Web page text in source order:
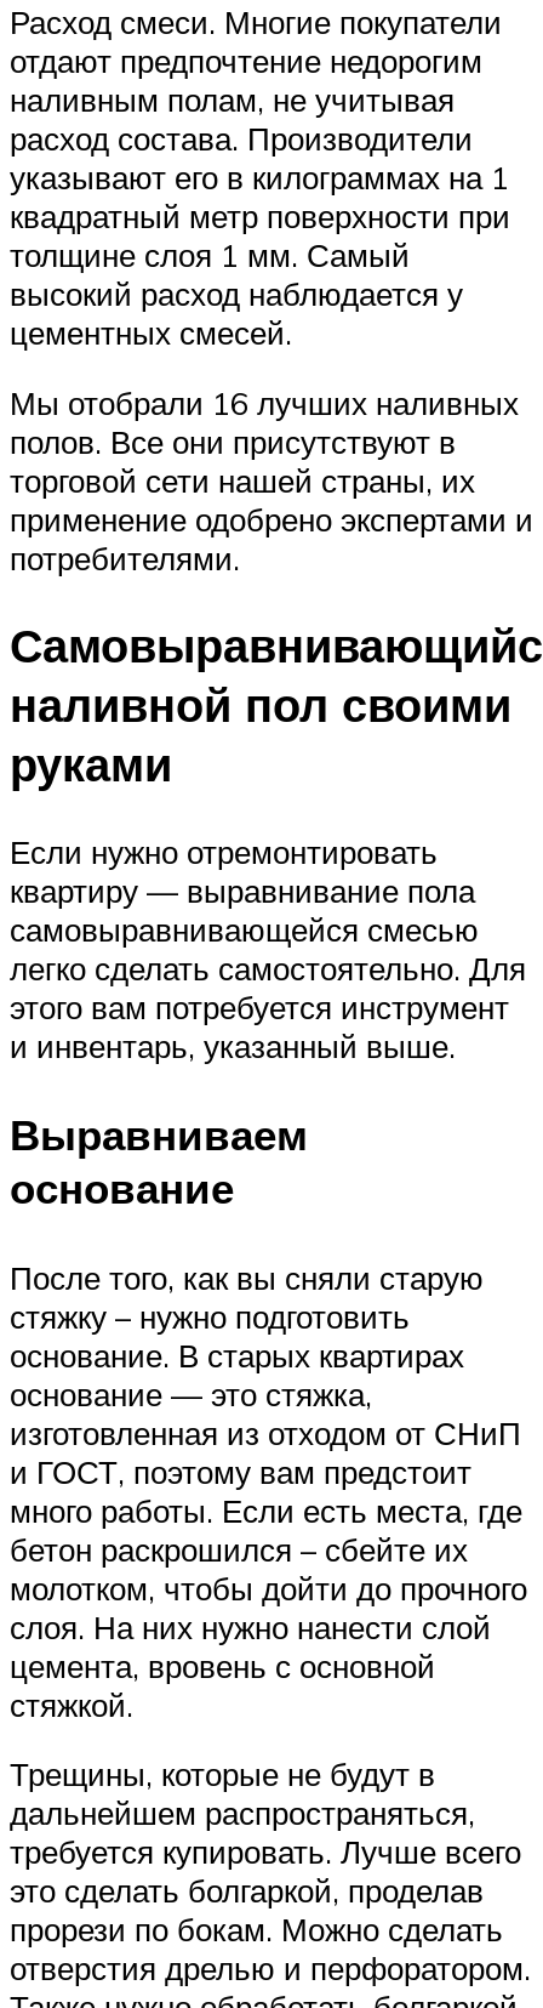
Расход смеси. Многие покупатели
отдают предпочтение недорогим
наливным полам, не учитывая
расход состава. Производители
указывают его в килограммах на 1
квадратный метр поверхности при
толщине слоя 1 мм. Самый
высокий расход наблюдается у
цементных смесей.
Мы отобрали 16 лучших наливных
полов. Все они присутствуют в
торговой сети нашей страны, их
применение одобрено экспертами и
потребителями.
наливной пол своими
руками
Если нужно отремонтировать
квартиру — выравнивание пола
самовыравнивающейся смесью
легко сделать самостоятельно. Для
этого вам потребуется инструмент
и инвентарь, указанный выше.
Выравниваем
основание
После того, как вы сняли старую
стяжку – нужно подготовить
основание. В старых квартирах
основание — это стяжка,
изготовленная из отходом от СНиП
и ГОСТ, поэтому вам предстоит
много работы. Если есть места, где
бетон раскрошился – сбейте их
молотком, чтобы дойти до прочного
слоя. На них нужно нанести слой
цемента, вровень с основной
стяжкой.
Трещины, которые не будут в
дальнейшем распространяться,
требуется купировать. Лучше всего
это сделать болгаркой, проделав
прорези по бокам. Можно сделать
отверстия дрелью и перфоратором.